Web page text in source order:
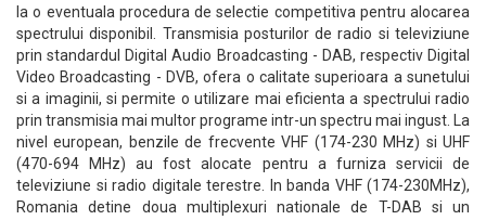
la o eventuala procedura de selectie competitiva pentru alocarea
spectrului disponibil. Transmisia posturilor de radio si televiziune
prin standardul Digital Audio Broadcasting - DAB, respectiv Digital
Video Broadcasting - DVB, ofera o calitate superioara a sunetului
si a imaginii, si permite o utilizare mai eficienta a spectrului radio
prin transmisia mai multor programe intr-un spectru mai ingust. La
nivel european, benzile de frecvente VHF (174-230 MHz) si UHF
(470-694 MHz) au fost alocate pentru a furniza servicii de
televiziune si radio digitale terestre. In banda VHF (174-230MHz),
Romania detine doua multiplexuri nationale de T-DAB si un